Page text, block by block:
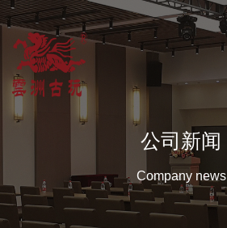
简
公司新闻
Company news